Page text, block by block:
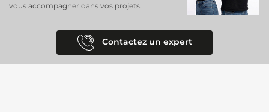
vous accompagner dans vos projets.
Contactez un expert